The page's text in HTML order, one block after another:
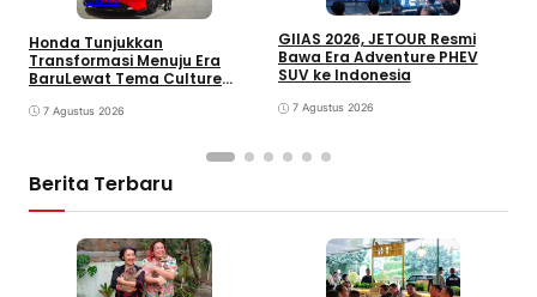
Honda Tunjukkan
Transformasi Menuju Era
BaruLewat Tema Culture
7 Agustus 2026
GIIAS 2026, JETOUR Resmi
Bawa Era Adventure PHEV
SUV ke Indonesia
7 Agustus 2026
Berita Terbaru